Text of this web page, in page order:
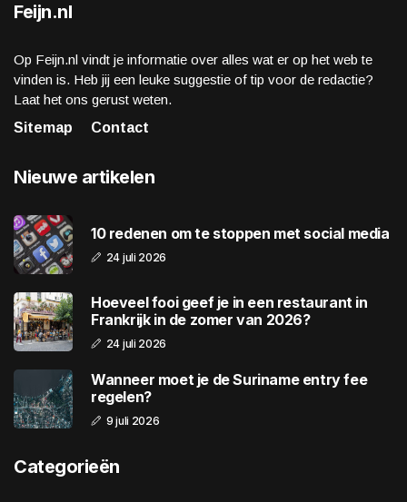
Feijn.nl
Op Feijn.nl vindt je informatie over alles wat er op het web te
vinden is. Heb jij een leuke suggestie of tip voor de redactie?
Laat het ons gerust weten.
Sitemap
Contact
Nieuwe artikelen
10 redenen om te stoppen met social media
24 juli 2026
Hoeveel fooi geef je in een restaurant in
Frankrijk in de zomer van 2026?
24 juli 2026
Wanneer moet je de Suriname entry fee
regelen?
9 juli 2026
Categorieën